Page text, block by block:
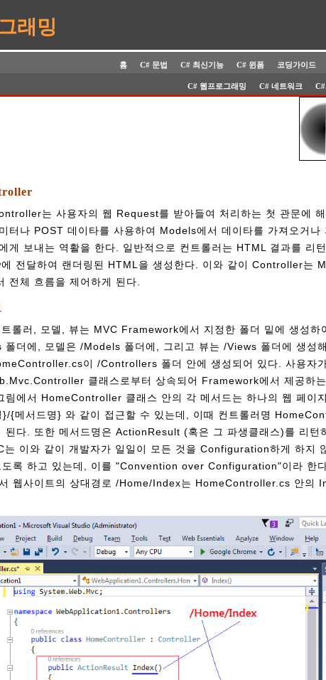
래밍
홈 C# 문법 C# 최신기능 C# 윈폼 코딩가이드
C# 웹프로그래밍 C# 네트워크
는 사용자의 웹 Request를 받아들여 처리하는 첫 관문에
터나 POST 데이타를 사용하여 Models에서 데이타를 가져오거나
게 보내는 역활을 한다. 일반적으로 컨트롤러는 HTML 결과를 리
전달하여 랜더링된 HTML을 생성한다. 이와 같이 Controller는
전체 흐름을 제어하게 된다.
롤러, 모델, 뷰는 MVC Framework에서 지정한 폴더 밑에 생성하
더에, 모델은 /Models 폴더에, 그리고 뷰는 /Views 폴더에 생성
이 /Controllers 폴더 안에 생성되어 있다. 사용자
클래스로부터 상속되어 Framework에서 제공하
림에서 HomeController 클래스 안의 각 메서드는 하나의 웹 페이
}/{메서드명} 와 같이 접근할 수 있는데, 이때 컨트롤러명
된다. 또한 메서드명은 ActionResult (혹은 그 파생클래스)를 리턴
는 이와 같이 개발자가 일일이 모든 것을 Configuration하게 하지
도록 하고 있는데, 이를 "Convention over Configuration"이라 한다
웹사이트의 상대경로 /Home/Index는 HomeController.cs 안의